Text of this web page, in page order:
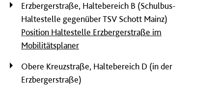
Erzbergerstraße, Haltebereich B (Schulbus-
Haltestelle gegenüber TSV Schott Mainz)
Position Haltestelle Erzbergerstraße im
Mobilitätsplaner
Obere Kreuzstraße, Haltebereich D (in der
Erzbergerstraße)